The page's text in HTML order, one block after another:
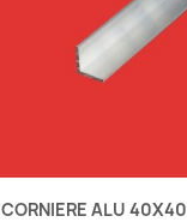
CORNIERE ALU 40X40